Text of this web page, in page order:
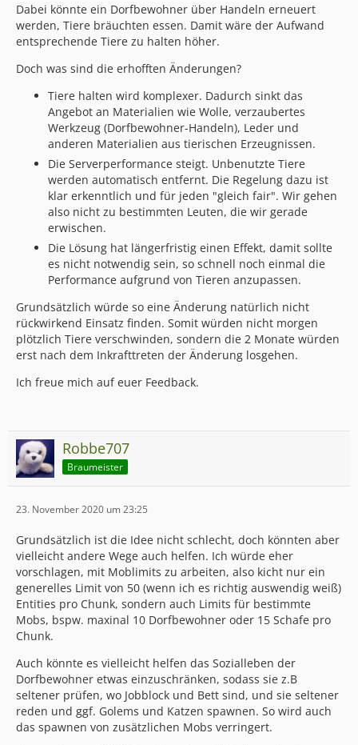
Dabei könnte ein Dorfbewohner über Handeln erneuert
werden, Tiere bräuchten essen. Damit wäre der Aufwand
entsprechende Tiere zu halten höher.
Doch was sind die erhofften Änderungen?
Tiere halten wird komplexer. Dadurch sinkt das
Angebot an Materialien wie Wolle, verzaubertes
Werkzeug (Dorfbewohner-Handeln), Leder und
anderen Materialien aus tierischen Erzeugnissen.
Die Serverperformance steigt. Unbenutzte Tiere
werden automatisch entfernt. Die Regelung dazu ist
klar erkenntlich und für jeden "gleich fair". Wir gehen
also nicht zu bestimmten Leuten, die wir gerade
erwischen.
Die Lösung hat längerfristig einen Effekt, damit sollte
es nicht notwendig sein, so schnell noch einmal die
Performance aufgrund von Tieren anzupassen.
Grundsätzlich würde so eine Änderung natürlich nicht
rückwirkend Einsatz finden. Somit würden nicht morgen
plötzlich Tiere verschwinden, sondern die 2 Monate würden
erst nach dem Inkrafttreten der Änderung losgehen.
Ich freue mich auf euer Feedback.
Robbe707
Braumeister
23. November 2020 um 23:25
Grundsätzlich ist die Idee nicht schlecht, doch könnten aber
vielleicht andere Wege auch helfen. Ich würde eher
vorschlagen, mit Moblimits zu arbeiten, also kicht nur ein
generelles Limit von 50 (wenn ich es richtig auswendig weiß)
Entities pro Chunk, sondern auch Limits für bestimmte
Mobs, bspw. maxinal 10 Dorfbewohner oder 15 Schafe pro
Chunk.
Auch könnte es vielleicht helfen das Sozialleben der
Dorfbewohner etwas einzuschränken, sodass sie z.B
seltener prüfen, wo Jobblock und Bett sind, und sie seltener
reden und ggf. Golems und Katzen spawnen. So wird auch
das spawnen von zusätzlichen Mobs verringert.